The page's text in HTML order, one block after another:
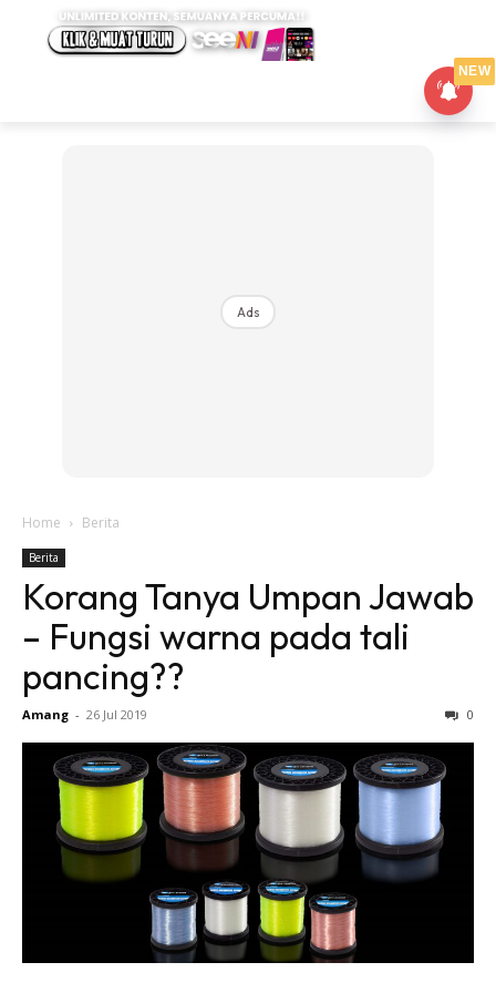
Ads
Home Berita
Berita
Korang Tanya Umpan Jawab
– Fungsi warna pada tali
pancing??
Amang - 26 Jul 2019 0
NEW